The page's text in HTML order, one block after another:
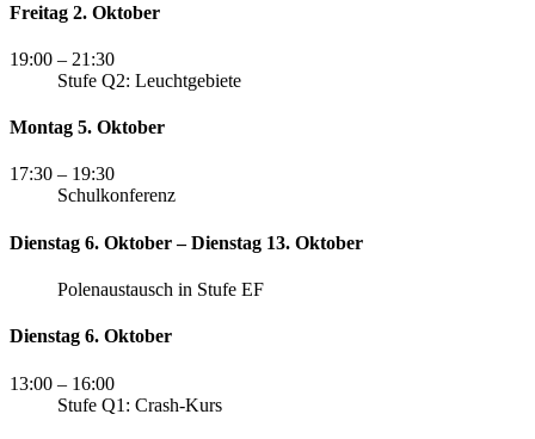
Freitag 2. Oktober
19:00 – 21:30
Stufe Q2: Leuchtgebiete
Montag 5. Oktober
17:30 – 19:30
Schulkonferenz
Dienstag 6. Oktober – Dienstag 13. Oktober
Polenaustausch in Stufe EF
Dienstag 6. Oktober
13:00 – 16:00
Stufe Q1: Crash-Kurs